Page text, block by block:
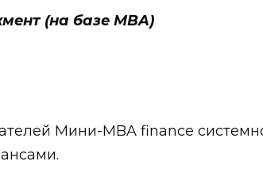
(на базе MBA)
Мини-MBA finance